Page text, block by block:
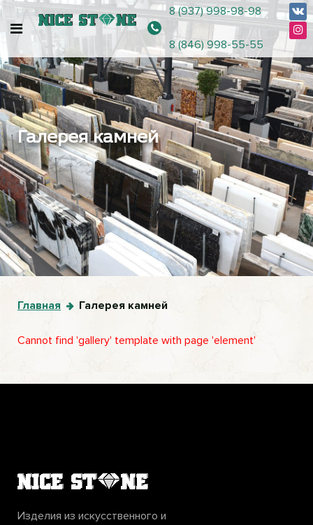
8 (937) 998-98-98
8 (846) 998-55-55
Галерея камней
Главная Галерея камней
Cannot find 'gallery' template with page 'element'
Изделия из искусственного и